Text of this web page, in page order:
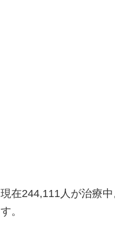
現在244,111人が治療
す。